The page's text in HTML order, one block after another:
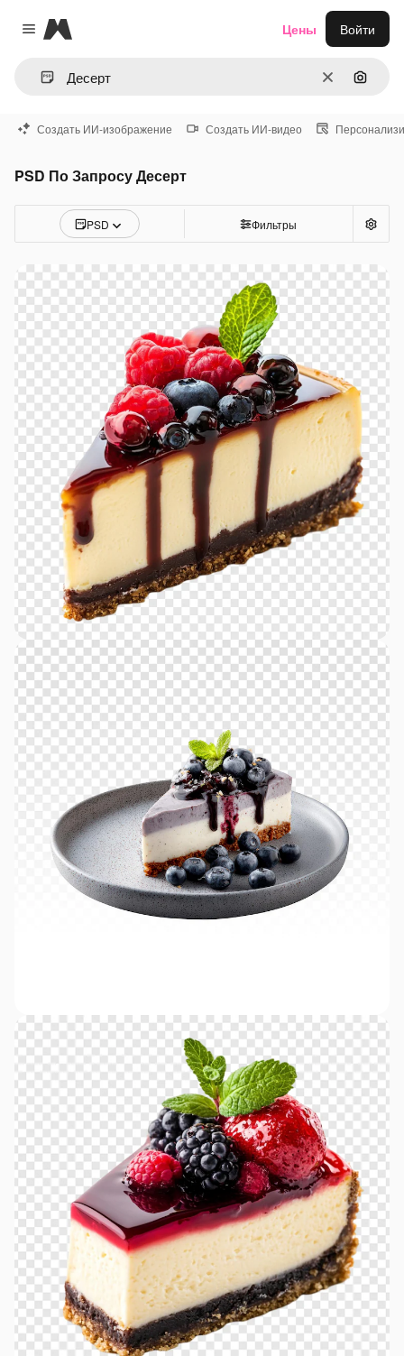
Close menu
Magnific
ОчиститьПоиск
Цены Войти
Создать ИИ-изображение Создать ИИ-видео
PSD По Запросу Десерт
PSD Фильтры